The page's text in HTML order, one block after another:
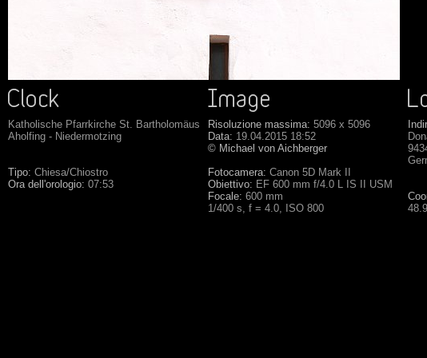
Katholische Pfarrkirche St. Bartholomäus
Aholfing - Niedermotzing
Tipo: Chiesa/Chiostro
Ora dell'orologio: 07:53
Risoluzione massima: 5096 x 5096
Data: 19.04.2015 18:52
© Michael von Aichberger
Fotocamera: Canon 5D Mark II
Obiettivo: EF 600 mm f/4.0 L IS II USM
Focale: 600 mm
1/400 s, f = 4.0, ISO 800